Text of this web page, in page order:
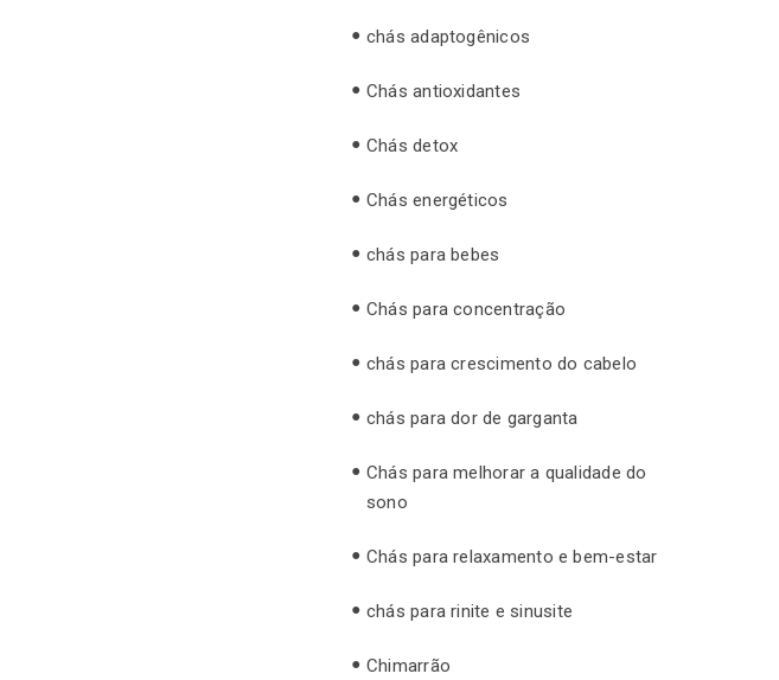
chás adaptogênicos
Chás antioxidantes
Chás detox
Chás energéticos
chás para bebes
Chás para concentração
chás para crescimento do cabelo
chás para dor de garganta
Chás para melhorar a qualidade do
sono
Chás para relaxamento e bem-estar
chás para rinite e sinusite
Chimarrão